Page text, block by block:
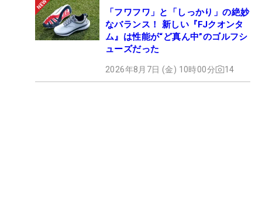
「フワフワ」と「しっかり」の絶妙
なバランス！ 新しい『FJクオンタ
ム』は性能が“ど真ん中”のゴルフシ
ューズだった
2026年8月7日 (金) 10時00分 14